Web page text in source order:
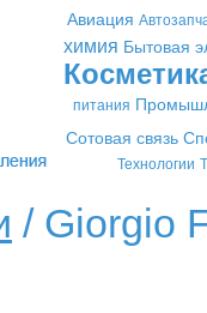
Авиация
химия Бытовая
питания
Сотовая связь
Технологии
/ Giorgio